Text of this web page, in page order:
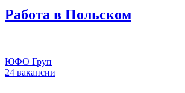
Работа в Польском
ЮФО Груп
24 вакансии